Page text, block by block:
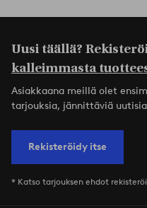
Uusi täällä?
kalleimmasta
Asiakkaana meillä olet
tarjouksia, jännittäviä
Rekisteröidy itse
* Katso tarjouksen ehdot